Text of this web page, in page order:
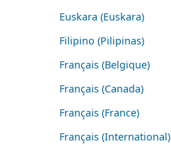
Euskara (Euskara)
Filipino (Pilipinas)
Français (Belgique)
Français (Canada)
Français (France)
Français (International)